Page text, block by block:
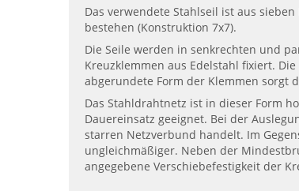
Das verwendete Stahlseil ist aus
bestehen (Konstruktion 7x7).
Die Seile werden in senkrechten und
Kreuzklemmen aus Edelstahl fixiert.
abgerundete Form der Klemmen sorgt
Das Stahldrahtnetz ist in dieser Form
Dauereinsatz geeignet. Bei der
starren Netzverbund handelt. Im
ungleichmäßiger. Neben der
angegebene Verschiebefestigkeit der